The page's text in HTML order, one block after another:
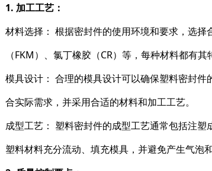
1. 加工工艺：
材料选择： 根据密封件的使用环境和要求，选
（FKM）、氯丁橡胶（CR）等，每种材料都有
模具设计： 合理的模具设计可以确保塑料密封
合实际需求，并采用合适的材料和加工工艺。
成型工艺： 塑料密封件的成型工艺通常包括注
塑料材料充分流动、填充模具，并避免产生气泡和